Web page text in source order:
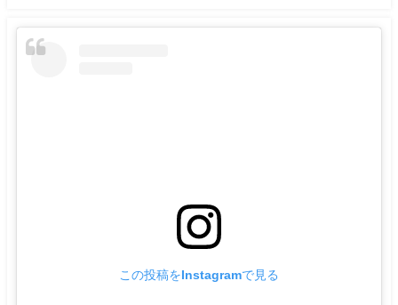
この投稿をInstagramで見る